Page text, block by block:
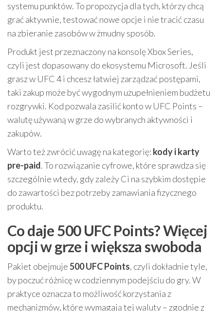
systemu punktów. To propozycja dla tych, którzy chcą
grać aktywnie, testować nowe opcje i nie tracić czasu
na zbieranie zasobów w żmudny sposób.
Produkt jest przeznaczony na konsolę Xbox Series,
czyli jest dopasowany do ekosystemu Microsoft. Jeśli
grasz w UFC 4 i chcesz łatwiej zarządzać postępami,
taki zakup może być wygodnym uzupełnieniem budżetu
rozgrywki. Kod pozwala zasilić konto w UFC Points –
walutę używaną w grze do wybranych aktywności i
zakupów.
Warto też zwrócić uwagę na kategorię: kody i karty
pre-paid. To rozwiązanie cyfrowe, które sprawdza się
szczególnie wtedy, gdy zależy Ci na szybkim dostępie
do zawartości bez potrzeby zamawiania fizycznego
produktu.
Co daje 500 UFC Points? Więcej
opcji w grze i większa swoboda
Pakiet obejmuje500 UFC Points, czyli dokładnie tyle,
by poczuć różnicę w codziennym podejściu do gry. W
praktyce oznacza to możliwość korzystania z
mechanizmów, które wymagają tej waluty – zgodnie z